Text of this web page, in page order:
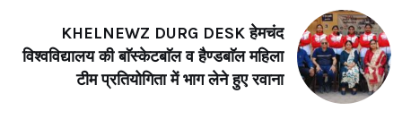
KHELNEWZ DURG DESK हेमचंद
विश्वविद्यालय की बाॅस्केटबाॅल व हैण्डबाॅल महिला
टीम प्रतियोगिता में भाग लेने हुए रवाना